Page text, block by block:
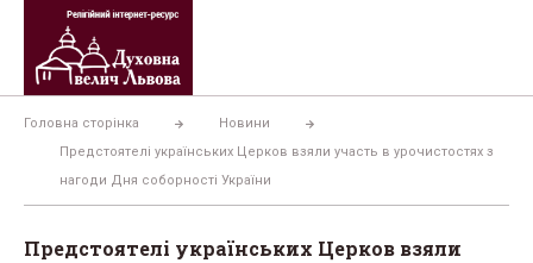
Перейти
вмісту
Головна сторінка
Новини
Предстоятелі українських Церков взяли участь в урочистостях з
нагоди Дня соборності України
Предстоятелі українських Церков взяли